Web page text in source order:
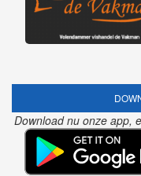
Download nu onze app,